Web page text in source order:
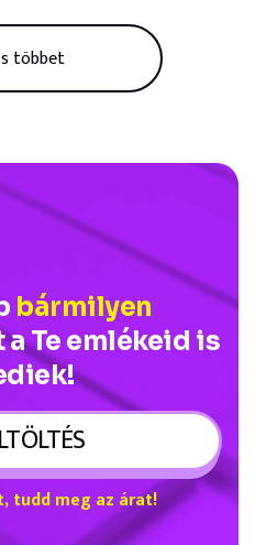
többet
bármilyen
a Te emlékeid is
tudd meg az árat!